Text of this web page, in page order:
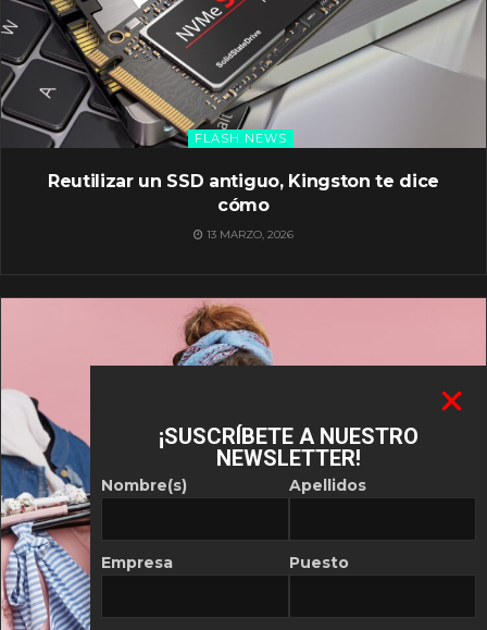
FLASH NEWS
Reutilizar un SSD antiguo, Kingston te dice
cómo
13 MARZO, 2026
¡SUSCRÍBETE A NUESTRO
NEWSLETTER!
Nombre(s)
Empresa
Apellidos
Puesto